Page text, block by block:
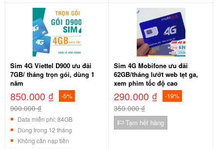
Sim 4G Viettel D900 ưu đãi
7GB/ tháng trọn gói, dùng 1
năm
850.000 ₫ -5%
900.000 ₫
Data miễn phí: 84GB
Dùng trong 12 tháng
Không cần nạp tiền
Sim 4G Mobifone ưu đãi
62GB/tháng lướt web tẹt ga,
xem phim tốc độ cao
290.000 ₫ -19%
359.000 ₫
Tạm hết hàng